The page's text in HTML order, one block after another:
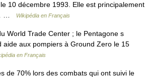
10 décembre 1993. Elle est principalement
…
Wikipédia en Français
World Trade Center ; le Pentagone s
aide aux pompiers à Ground Zero le 15
en Français
de 70% lors des combats qui ont suivi le